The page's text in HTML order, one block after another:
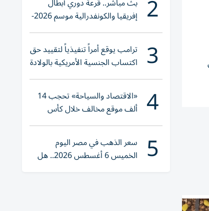
2 إفريقيا والكونفدرالية موسم 2026-
2027
3 ترامب يوقع أمراً تنفيذياً لتقييد حق
اكتساب الجنسية الأمريكية بالولادة
4 «الاقتصاد والسياحة» تحجب 14
ألف موقع مخالف خلال كأس
العالم 2026
5 سعر الذهب في مصر اليوم
الخميس 6 أغسطس 2026.. هل